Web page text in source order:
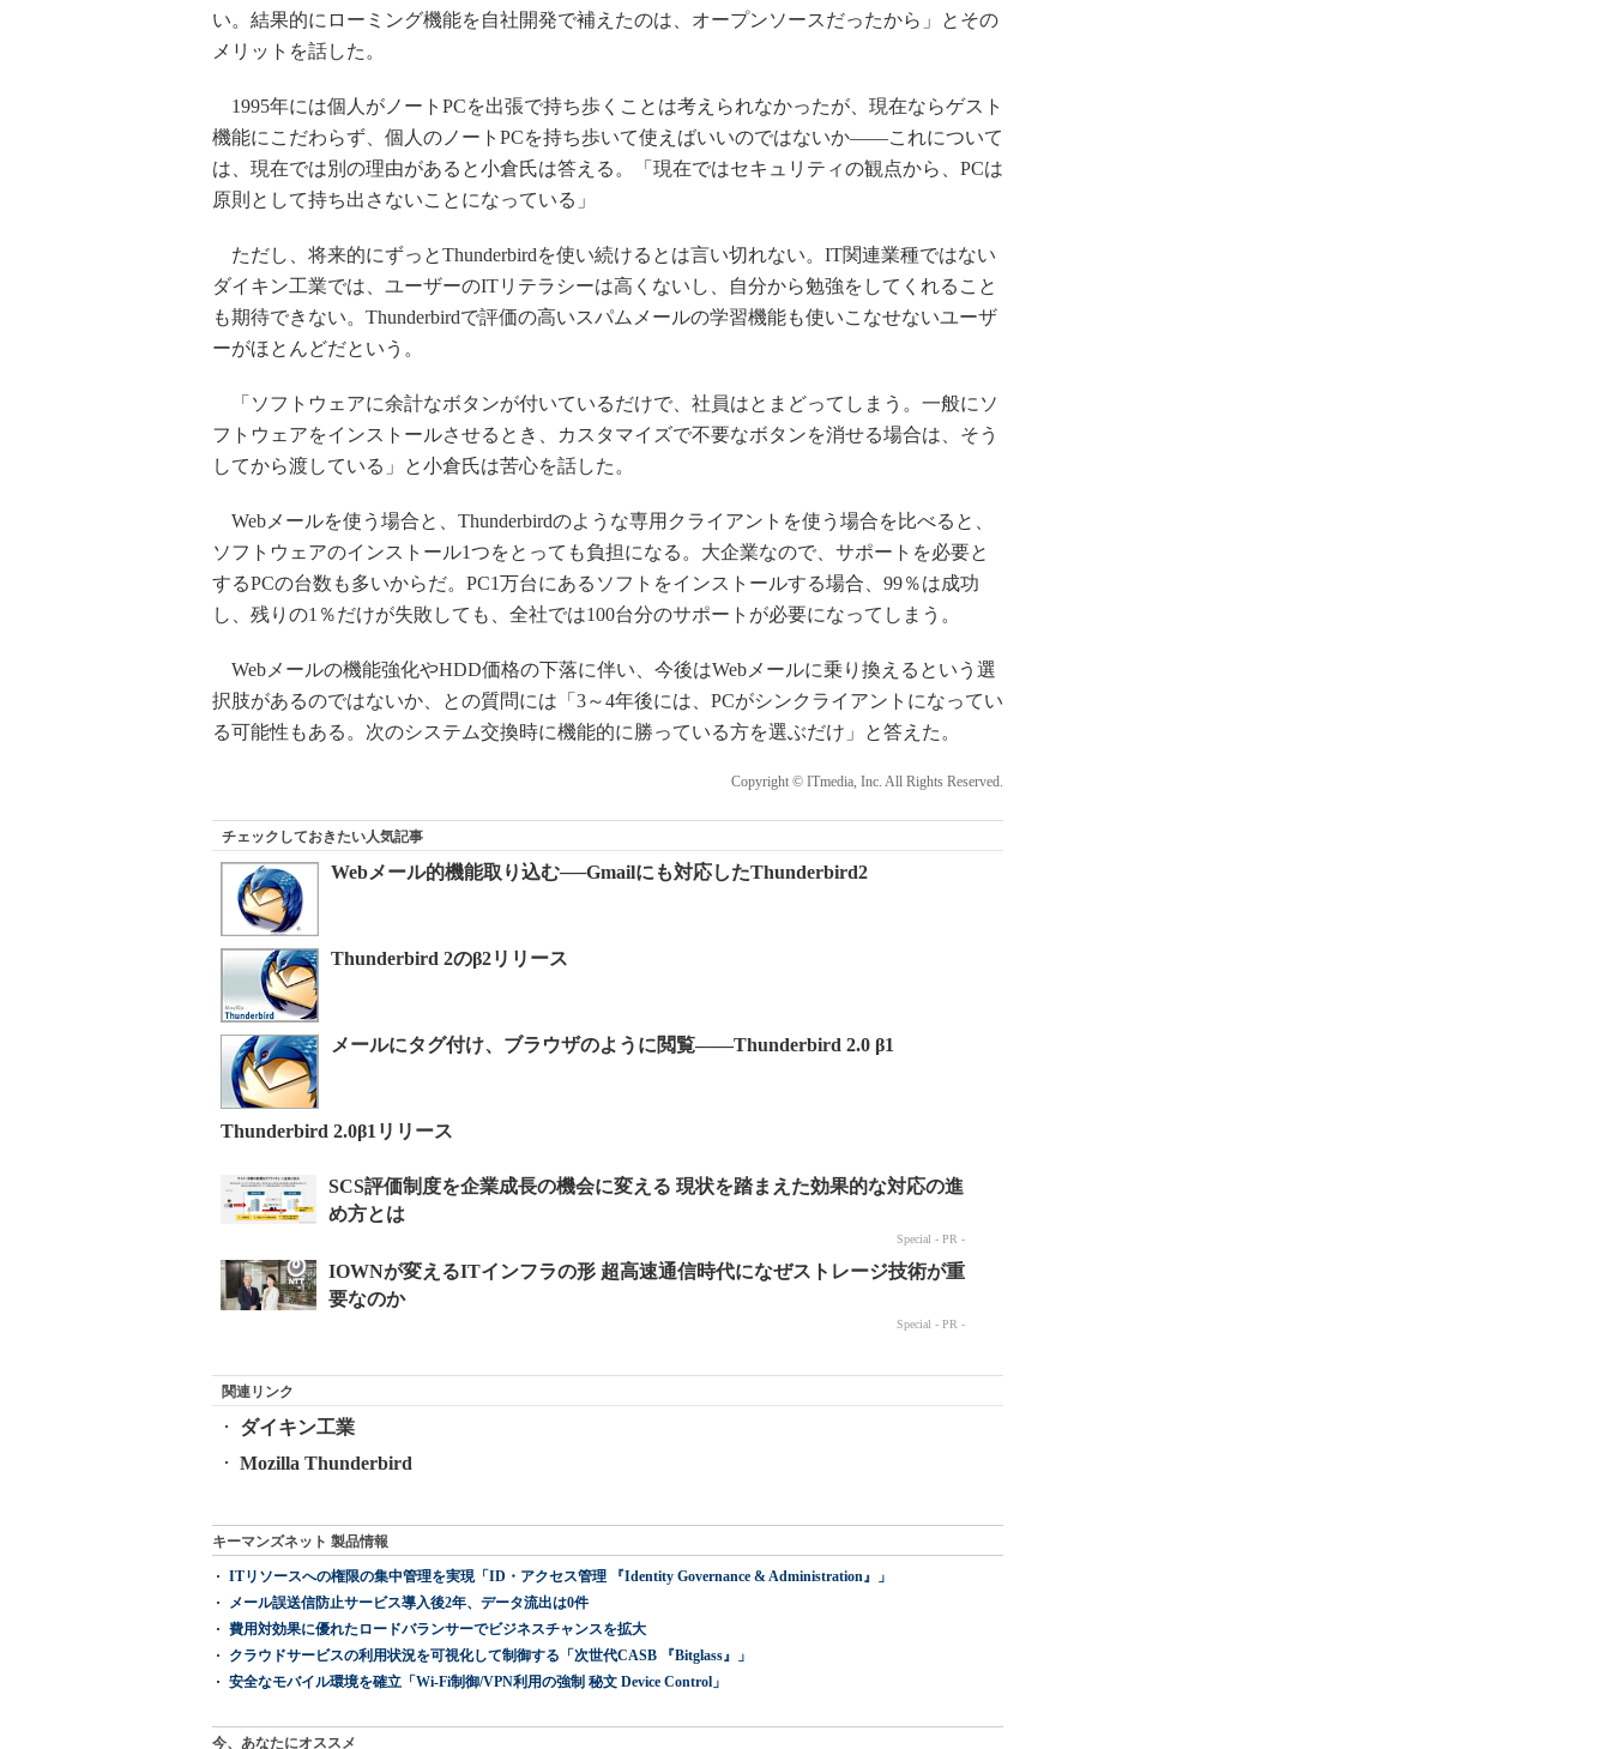
い。結果的にローミング機能を自社開発で補えたのは、オープンソースだったから」とその
メリットを話した。
1995年には個人がノートPCを出張で持ち歩くことは考えられなかったが、現在ならゲスト
機能にこだわらず、個人のノートPCを持ち歩いて使えばいいのではないか――これについて
は、現在では別の理由があると小倉氏は答える。「現在ではセキュリティの観点から、PCは
原則として持ち出さないことになっている」
ただし、将来的にずっとThunderbirdを使い続けるとは言い切れない。IT関連業種ではない
ダイキン工業では、ユーザーのITリテラシーは高くないし、自分から勉強をしてくれること
も期待できない。Thunderbirdで評価の高いスパムメールの学習機能も使いこなせないユーザ
ーがほとんどだという。
「ソフトウェアに余計なボタンが付いているだけで、社員はとまどってしまう。一般にソ
フトウェアをインストールさせるとき、カスタマイズで不要なボタンを消せる場合は、そう
してから渡している」と小倉氏は苦心を話した。
Webメールを使う場合と、Thunderbirdのような専用クライアントを使う場合を比べると、
ソフトウェアのインストール1つをとっても負担になる。大企業なので、サポートを必要と
するPCの台数も多いからだ。PC1万台にあるソフトをインストールする場合、99％は成功
し、残りの1％だけが失敗しても、全社では100台分のサポートが必要になってしまう。
Webメールの機能強化やHDD価格の下落に伴い、今後はWebメールに乗り換えるという選
択肢があるのではないか、との質問には「3～4年後には、PCがシンクライアントになってい
る可能性もある。次のシステム交換時に機能的に勝っている方を選ぶだけ」と答えた。
Copyright © ITmedia, Inc. All Rights Reserved.
チェックしておきたい人気記事
Webメール的機能取り込む──Gmailにも対応したThunderbird2
Thunderbird 2のβ2リリース
メールにタグ付け、ブラウザのように閲覧――Thunderbird 2.0 β1
Thunderbird 2.0β1リリース
関連リンク
ダイキン工業
Mozilla Thunderbird
キーマンズネット 製品情報
ITリソースへの権限の集中管理を実現「ID・アクセス管理 『Identity Governance & Administration』」
メール誤送信防止サービス導入後2年、データ流出は0件
費用対効果に優れたロードバランサーでビジネスチャンスを拡大
クラウドサービスの利用状況を可視化して制御する「次世代CASB 『Bitglass』」
安全なモバイル環境を確立「Wi-Fi制御/VPN利用の強制 秘文 Device Control」
今、あなたにオススメ